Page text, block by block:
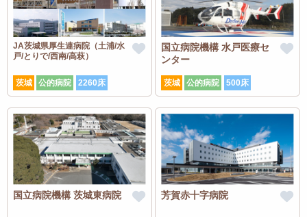
JA茨城県厚生連病院（土浦/水
戸/とりで/西南/高萩）
茨城 公的病院 2260床
国立病院機構 水戸医療セ
ンター
茨城 公的病院 500床
国立病院機構 茨城東病院 芳賀赤十字病院